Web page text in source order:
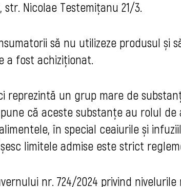
Nicolae Testemițanu 21/3.
să nu utilizeze produsul și
a fost achiziționat.
reprezintă un grup mare de
că aceste substanțe au rolul
în special ceaiurile și
limitele admise este strict
nr. 724/2024 privind